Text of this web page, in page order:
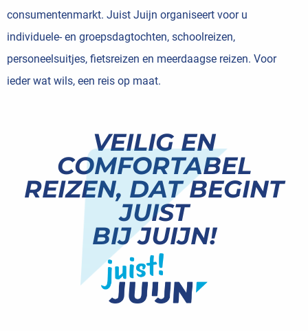
consumentenmarkt. Juist Juijn organiseert voor u
individuele- en groepsdagtochten, schoolreizen,
personeelsuitjes, fietsreizen en meerdaagse reizen. Voor
ieder wat wils, een reis op maat.
VEILIG EN
COMFORTABEL
REIZEN, DAT BEGINT
JUIST
BIJ JUIJN!